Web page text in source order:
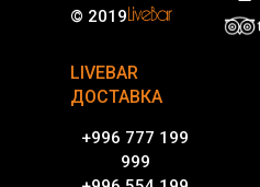
© 2019
LIVEBAR
ДОСТАВКА
+996 777 199
999